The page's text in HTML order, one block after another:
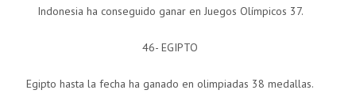
Indonesia ha conseguido ganar en Juegos Olímpicos 37.
46- EGIPTO
Egipto hasta la fecha ha ganado en olimpiadas 38 medallas.